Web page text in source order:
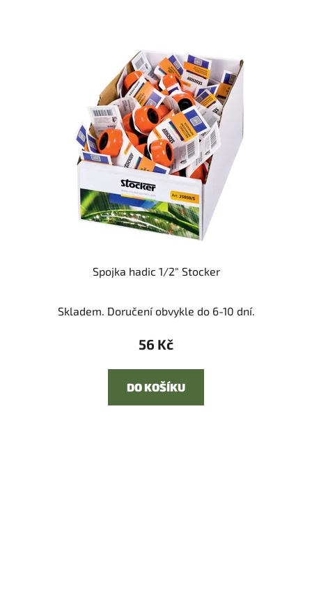
Spojka hadic 1/2" Stocker
Skladem. Doručení obvykle do 6-10 dní.
56 Kč
DO KOŠÍKU